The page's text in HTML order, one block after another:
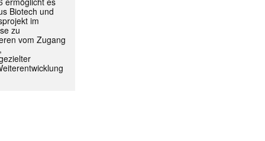
Biotech und
im
zu
vom Zugang